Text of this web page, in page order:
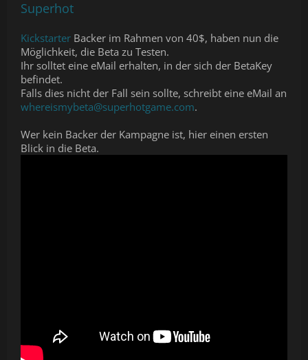
Superhot
Kickstarter Backer im Rahmen von 40$, haben nun die
Möglichkeit, die Beta zu Testen.
Ihr solltet eine eMail erhalten, in der sich der BetaKey
befindet.
Falls dies nicht der Fall sein sollte, schreibt eine eMail an
whereismybeta@superhotgame.com.
Wer kein Backer der Kampagne ist, hier einen ersten
Blick in die Beta.